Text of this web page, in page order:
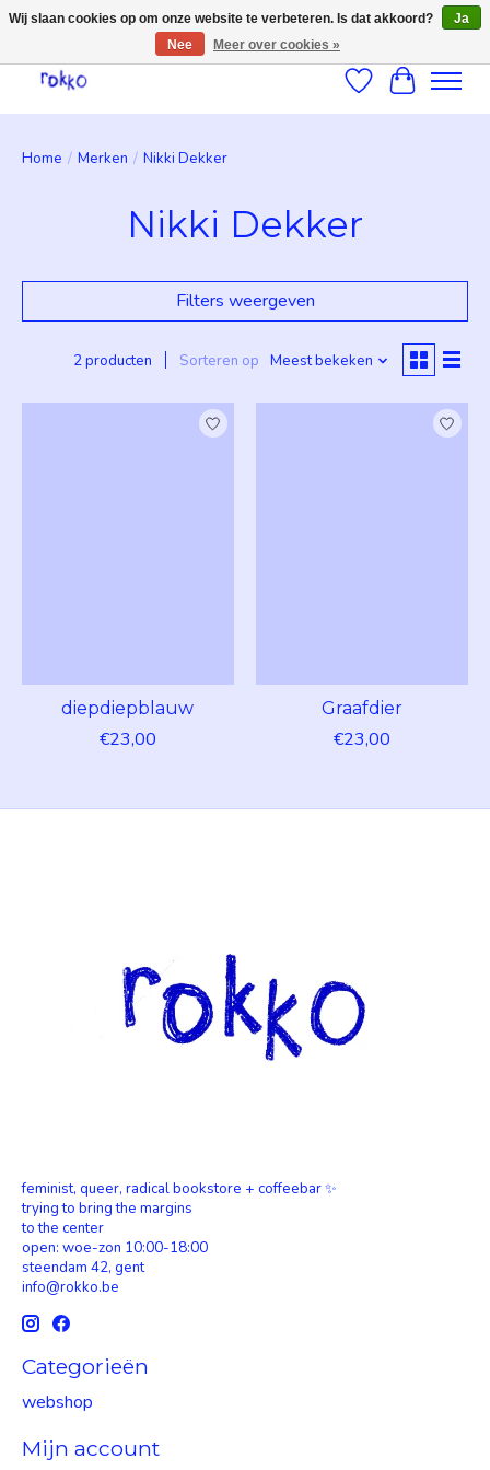
Verlanglijst
Home / Merken / Nikki Dekker
Nikki Dekker
Filters weergeven
2 producten Sorteren op Meest bekeken
diepdiepblauw
€23,00
Graafdier
€23,00
feminist, queer, radical bookstore + coffeebar ✨
trying to bring the margins
to the center
open: woe-zon 10:00-18:00
steendam 42, gent
info@rokko.be
Categorieën
webshop
Mijn account
Wij slaan cookies op om onze website te verbeteren. Is dat akkoord?
Ja
Nee
Meer over cookies »